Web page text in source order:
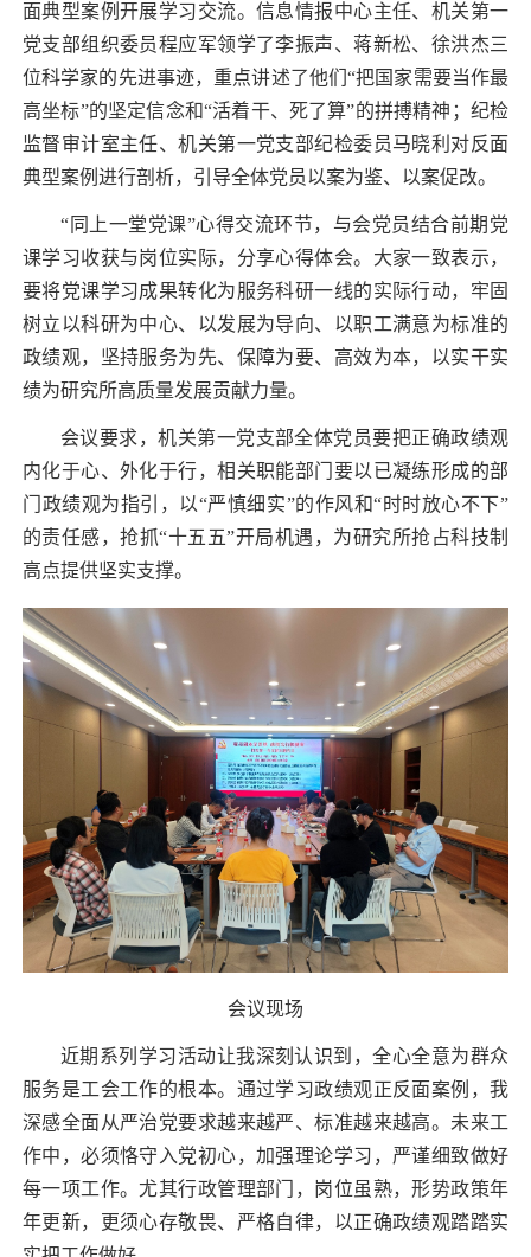
面典型案例开展学习交流。信息情报中心主任、机关第一
党支部组织委员程应军领学了李振声、蒋新松、徐洪杰三
位科学家的先进事迹，重点讲述了他们“把国家需要当作最
高坐标”的坚定信念和“活着干、死了算”的拼搏精神；纪检
监督审计室主任、机关第一党支部纪检委员马晓利对反面
典型案例进行剖析，引导全体党员以案为鉴、以案促改。
“ 同上一堂党课”心得交流环节，与会党员结合前期党
课学习收获与岗位实际，分享心得体会。大家一致表示，
要将党课学习成果转化为服务科研一线的实际行动，牢固
树立以科研为中心、以发展为导向、以职工满意为标准的
政绩观，坚持服务为先、保障为要、高效为本，以实干实
绩为研究所高质量发展贡献力量。
会议要求，机关第一党支部全体党员要把正确政绩观
内化于心、外化于行，相关职能部门要以已凝练形成的部
门政绩观为指引，以“严慎细实”的作风和“时时放心不下”
的责任感，抢抓“十五五”开局机遇，为研究所抢占科技制
高点提供坚实支撑。
会议现场
近期系列学习活动让我深刻认识到，全心全意为群众
服务是工会工作的根本。通过学习政绩观正反面案例，我
深感全面从严治党要求越来越严、标准越来越高。未来工
作中，必须恪守入党初心，加强理论学习，严谨细致做好
每一项工作。尤其行政管理部门，岗位虽熟，形势政策年
年更新，更须心存敬畏、严格自律，以正确政绩观踏踏实